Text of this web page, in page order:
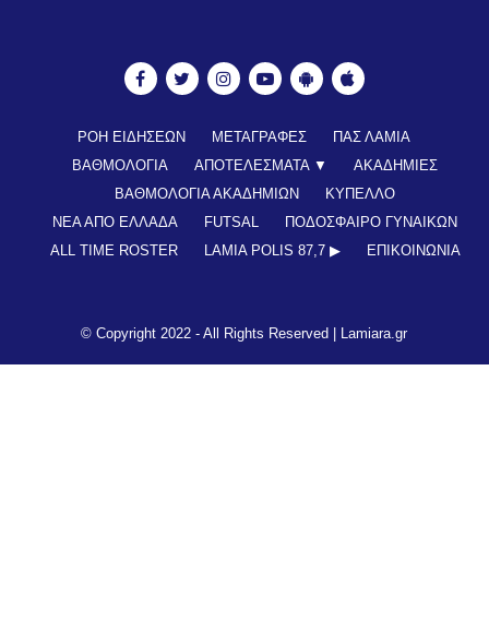
ΡΟΗ ΕΙΔΗΣΕΩΝ ΜΕΤΑΓΡΑΦΕΣ
ΠΑΣ ΛΑΜΙΑ
ΒΑΘΜΟΛΟΓΙΑ
ΑΠΟΤΕΛΕΣΜΑΤΑ ▼
ΑΚΑΔΗΜΙΕΣ
ΒΑΘΜΟΛΟΓΙΑ ΑΚΑΔΗΜΙΩΝ
ΚΥΠΕΛΛΟ
ΝΕΑ ΑΠΟ ΕΛΛΑΔΑ
FUTSAL
ΠΟΔΟΣΦΑΙΡΟ ΓΥΝΑΙΚΩΝ
ALL TIME ROSTER
LAMIA POLIS 87,7 ▶︎ ΕΠΙΚΟΙΝΩΝΊΑ
© Copyright 2022 - All Rights Reserved | Lamiara.gr